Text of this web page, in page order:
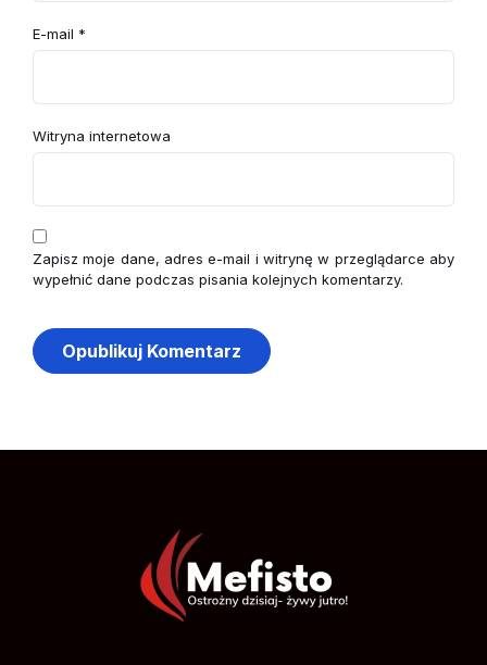
E-mail *
Witryna internetowa
Zapisz moje dane, adres e-mail i witrynę w przeglądarce aby
wypełnić dane podczas pisania kolejnych komentarzy.